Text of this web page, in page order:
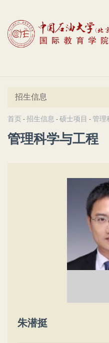
招生信息
首页 - 招生信息 - 硕士项目 - 管理
管理科学与工程
朱潜挺